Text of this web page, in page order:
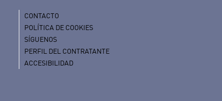
CONTACTO
POLÍTICA DE COOKIES
SÍGUENOS
PERFIL DEL CONTRATANTE
ACCESIBILIDAD